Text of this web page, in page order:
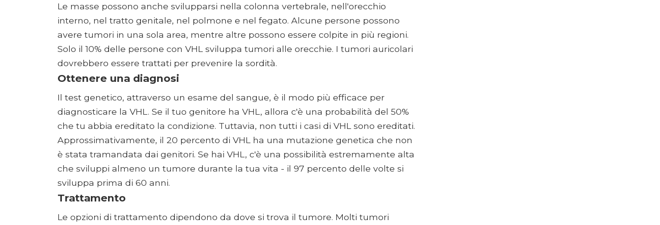
Le masse possono anche svilupparsi nella colonna vertebrale, nell'orecchio
interno, nel tratto genitale, nel polmone e nel fegato. Alcune persone possono
avere tumori in una sola area, mentre altre possono essere colpite in più regioni.
Solo il 10% delle persone con VHL sviluppa tumori alle orecchie. I tumori auricolari
dovrebbero essere trattati per prevenire la sordità.
Ottenere una diagnosi
Il test genetico, attraverso un esame del sangue, è il modo più efficace per
diagnosticare la VHL. Se il tuo genitore ha VHL, allora c'è una probabilità del 50%
che tu abbia ereditato la condizione. Tuttavia, non tutti i casi di VHL sono ereditati.
Approssimativamente, il 20 percento di VHL ha una mutazione genetica che non
è stata tramandata dai genitori. Se hai VHL, c'è una possibilità estremamente alta
che sviluppi almeno un tumore durante la tua vita - il 97 percento delle volte si
sviluppa prima di 60 anni.
Trattamento
Le opzioni di trattamento dipendono da dove si trova il tumore. Molti tumori